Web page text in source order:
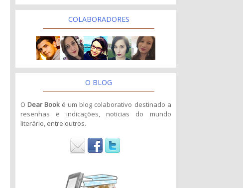
COLABORADORES
O BLOG
O Dear Book é um blog colaborativo destinado a
resenhas e indicações, noticias do mundo
literário, entre outros.